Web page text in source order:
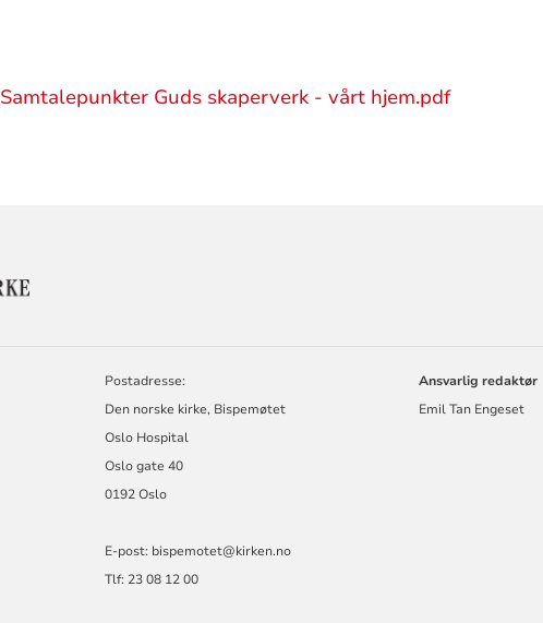
Samtalepunkter Guds skaperverk - vårt hjem.pdf
KONTAKTINFORMASJON
Postadresse:
Den norske kirke, Bispemøtet
Oslo Hospital
Oslo gate 40
0192 Oslo
E-post: bispemotet@kirken.no
Tlf: 23 08 12 00
Ansvarlig redaktør
Emil Tan Engeset